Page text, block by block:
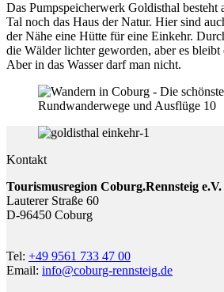
Das Pumpspeicherwerk Goldisthal besteht
Tal noch das Haus der Natur. Hier sind
der Nähe eine Hütte für eine Einkehr.
die Wälder lichter geworden, aber es bleibt
Aber in das Wasser darf man nicht.
Kontakt
Tourismusregion Coburg.Rennsteig e.V.
Lauterer Straße 60
D-96450 Coburg
Tel: +49 9561 733 47 00
Email: info@coburg-rennsteig.de